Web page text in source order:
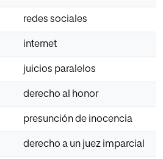
redes sociales
internet
juicios paralelos
derecho al honor
presunción de inocencia
derecho a un juez imparcial